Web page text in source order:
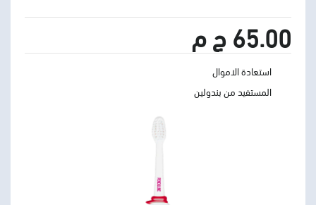
65.00 ج م
استعادة الاموال
المستفيد من بندولين